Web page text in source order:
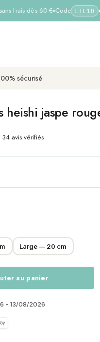
frais dès 60 € Code ETE10
sécurisé
heishi jaspe
34 avis vérifiés
Large — 20 cm
au panier
- 13/08/2026